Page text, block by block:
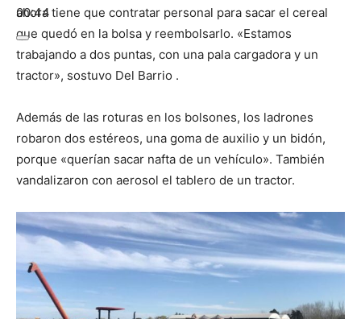
00:44
ahora tiene que contratar personal para sacar el cereal
que quedó en la bolsa y reembolsarlo. «Estamos
trabajando a dos puntas, con una pala cargadora y un
tractor», sostuvo Del Barrio .
Además de las roturas en los bolsones, los ladrones
robaron dos estéreos, una goma de auxilio y un bidón,
porque «querían sacar nafta de un vehículo». También
vandalizaron con aerosol el tablero de un tractor.